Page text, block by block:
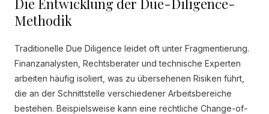
Die Entwicklung der Due-Diligence-
Methodik
Traditionelle Due Diligence leidet oft unter Fragmentierung.
Finanzanalysten, Rechtsberater und technische Experten
arbeiten häufig isoliert, was zu übersehenen Risiken führt,
die an der Schnittstelle verschiedener Arbeitsbereiche
bestehen. Beispielsweise kann eine rechtliche Change-of-